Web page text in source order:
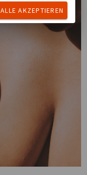
ALLE AKZEPTIEREN